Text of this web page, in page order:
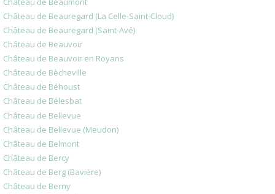
Château de Beauregard (La Celle-Saint-Cloud)
Château de Beauregard (Saint-Avé)
Château de Beauvoir
Château de Beauvoir en Royans
Château de Bècheville
Château de Béhoust
Château de Bélesbat
Château de Bellevue
Château de Bellevue (Meudon)
Château de Belmont
Château de Bercy
Château de Berg (Bavière)
Château de Berny